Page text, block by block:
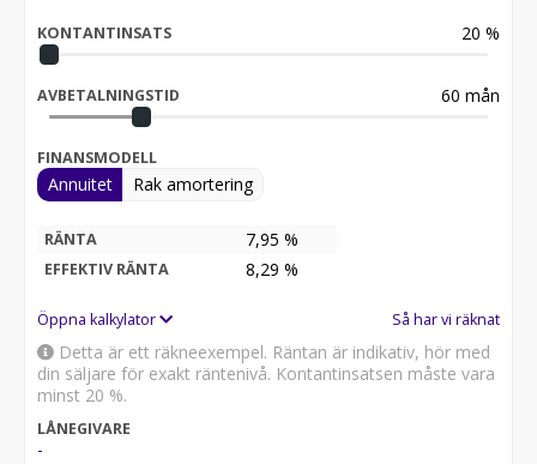
KONTANTINSATS 20 %
AVBETALNINGSTID 60 mån
FINANSMODELL
Annuitet Rak amortering
RÄNTA 7,95 %
EFFEKTIV RÄNTA 8,29 %
Öppna kalkylator Så har vi räknat
Detta är ett räkneexempel. Räntan är indikativ, hör med
din säljare för exakt räntenivå. Kontantinsatsen måste vara
minst 20 %.
LÅNEGIVARE
-